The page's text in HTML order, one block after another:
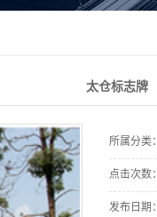
太仓标志牌
所属分类：
点击次数：
发布日期：